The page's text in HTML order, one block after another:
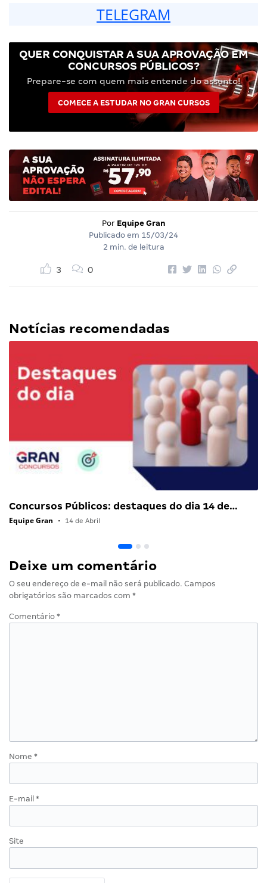
TELEGRAM
QUER CONQUISTAR A SUA APROVAÇÃO EM
CONCURSOS PÚBLICOS?
Prepare-se com quem mais entende do assunto!
COMECE A ESTUDAR NO GRAN CURSOS
Por Equipe Gran
Publicado em 15/03/24
2 min. de leitura
3 0
Notícias recomendadas
Concursos Públicos: destaques do dia 14 de…
Equipe Gran • 14 de Abril
Deixe um comentário
O seu endereço de e-mail não será publicado. Campos
obrigatórios são marcados com *
Comentário *
Nome *
E-mail *
Site